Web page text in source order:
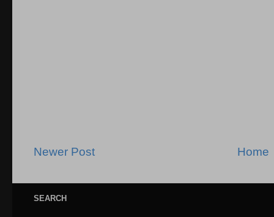
Newer Post Home
SEARCH